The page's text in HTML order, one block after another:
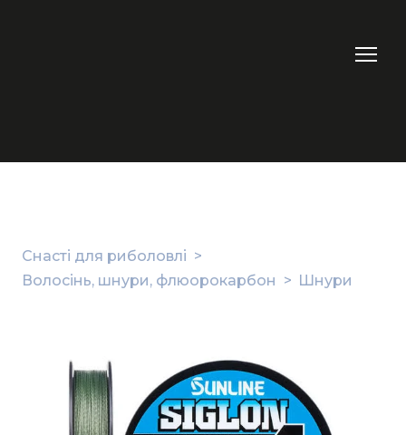
Снасті для риболовлі
Волосінь, шнури, флюорокарбон
Шнури